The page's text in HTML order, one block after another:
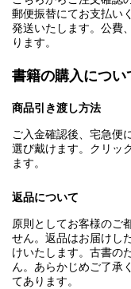
郵便振替にてお支払い
発送いたします。公費
ります。
書籍の購入につい
商品引き渡し方法
ご入金確認後、宅急便
選び戴けます。クリッ
ます。
返品について
原則としてお客様のご
せん。返品はお届けし
けいたします。古書の
ん。あらかじめご了承
てあります。